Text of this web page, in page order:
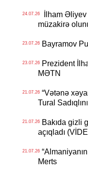
24.07.26İlham Əliyev
müzakirə
23.07.26Bayramov
23.07.26Prezident
MƏTN
21.07.26“Vətənə
Tural
21.07.26Bakıda gizli
açıqladı
21.07.26
Merts